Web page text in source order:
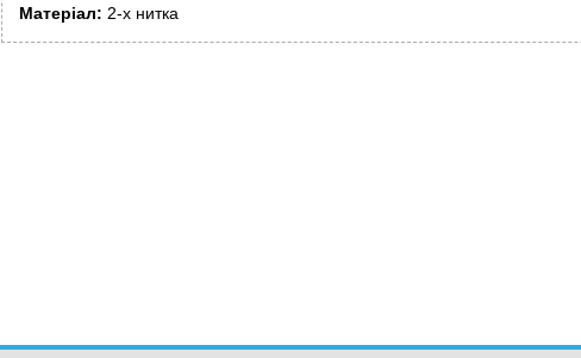
Матеріал: 2-х нитка